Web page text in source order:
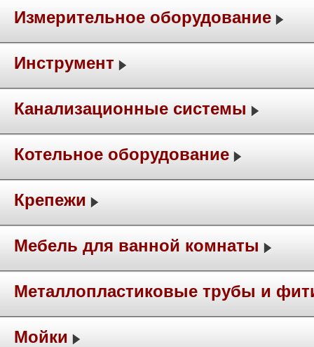
Измерительное оборудование
Инструмент
Канализационные системы
Котельное оборудование
Крепежи
Мебель для ванной комнаты
Металлопластиковые трубы и
Мойки